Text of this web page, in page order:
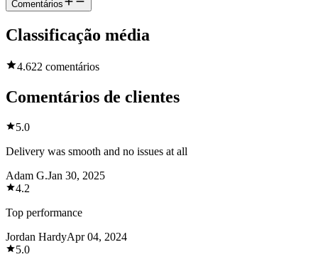
Comentários
Classificação média
4.622 comentários
Comentários de clientes
5.0
Delivery was smooth and no issues at all
Adam G.Jan 30, 2025
4.2
Top performance
Jordan HardyApr 04, 2024
5.0